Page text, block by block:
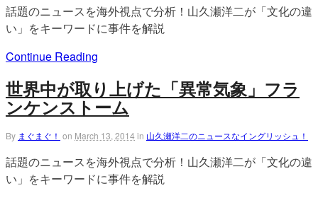
話題のニュースを海外視点で分析！山久瀬洋二が「文化の違
い」をキーワードに事件を解説
Continue Reading
世界中が取り上げた「異常気象」フラ
ンケンストーム
By まぐまぐ！ on March 13, 2014 in 山久瀬洋二のニュースなイングリッシュ！
話題のニュースを海外視点で分析！山久瀬洋二が「文化の違
い」をキーワードに事件を解説